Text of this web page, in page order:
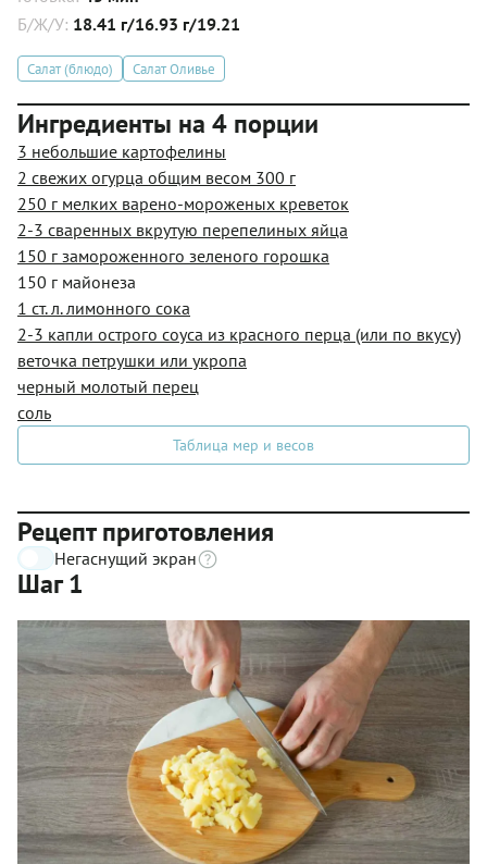
Б/Ж/У: 18.41 г/16.93 г/19.21
Салат (блюдо) Салат Оливье
Ингредиенты на 4 порции
3 небольшие картофелины
2 свежих огурца общим весом 300 г
250 г мелких варено-мороженых креветок
2-3 сваренных вкрутую перепелиных яйца
150 г замороженного зеленого горошка
150 г майонеза
1 ст. л. лимонного сока
2-3 капли острого соуса из красного перца (или по вкусу)
веточка петрушки или укропа
черный молотый перец
соль
Таблица мер и весов
Рецепт приготовления
Негаснущий экран
Шаг 1